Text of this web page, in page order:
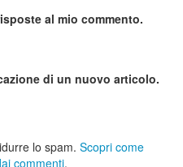
al mio commento.
di un nuovo articolo.
lo spam. Scopri come
commenti.